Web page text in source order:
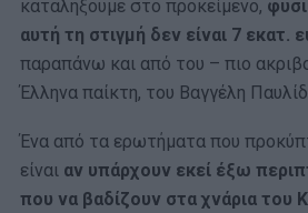
καταλήξουμε στο προκείμενο,
αυτή τη στιγμή δεν είναι 7 εκατ.
παραπάνω και από του – πιο
Έλληνα παίκτη, του Βαγγέλη
Ένα από τα ερωτήματα που
είναι αν υπάρχουν εκεί έξω
που να βαδίζουν στα χνάρια του